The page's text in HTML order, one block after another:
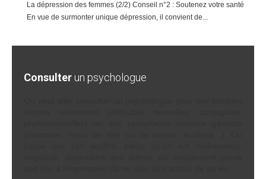
La dépression des femmes (2/2) Conseil n°2 : Soutenez votre santé
En vue de surmonter unique dépression, il convient de...
Consulter un psychologue